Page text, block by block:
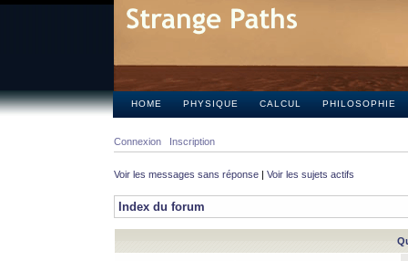
HOME PHYSIQUE CALCUL PHILOSOPHIE
Connexion Inscription
Voir les messages sans réponse | Voir les sujets actifs
Index du forum